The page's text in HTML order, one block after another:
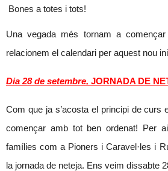
Bones a totes i tots!
Una vegada més tornam a
relacionem el calendari per aquest nou
Dia 28 de setembre, JORNADA DE
Com que ja s’acosta el principi de curs
començar amb tot ben ordenat! Per
famílies com a Pioners i Caravel·les i
la jornada de neteja. Ens veim dissabte